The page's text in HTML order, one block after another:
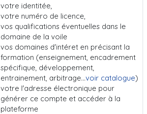
votre identitée,
votre numéro de licence,
vos qualifications éventuelles dans le
domaine de la voile
vos domaines d'intéret en précisant la
formation (enseignement, encadrement
spécifique, développement,
entrainement, arbitrage...voir catalogue)
votre l'adresse électronique pour
générer ce compte et accéder à la
plateforme